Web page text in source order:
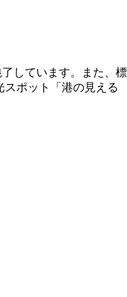
しています。また、標
ポット「港の見える